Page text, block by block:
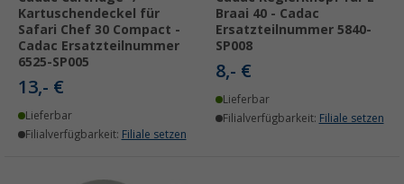
Kartuschendeckel für
Safari Chef 30 Compact -
Cadac Ersatzteilnummer
6525-SP005
13,- €
Lieferbar
Filialverfügbarkeit: Filiale setzen
Braai 40 - Cadac
Ersatzteilnummer 5840-
SP008
8,- €
Lieferbar
Filialverfügbarkeit: Filiale setzen